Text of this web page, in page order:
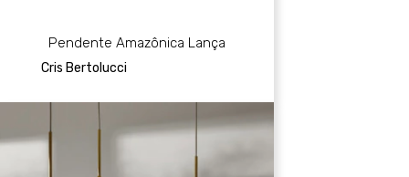
Pendente Amazônica Lança
Cris Bertolucci